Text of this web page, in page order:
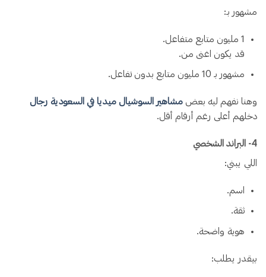
مشهور بـ:
1 مليون متابع متفاعل.
قد يكون اغنى من.
مشهور بـ 10 مليون متابع بدون تفاعل.
وهنا نفهم ليه بعض مشاهير السوشيال ميديا في السعودية رجال
دخلهم أعلى رغم أرقام أقل.
4️- البراند الشخصي
اللي يبني:
اسم.
ثقة.
هوية واضحة.
بيقدر يطلب: